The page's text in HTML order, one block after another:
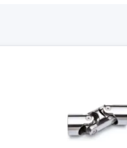
Einfach- und Doppelgelenke,
Werkzeug-,